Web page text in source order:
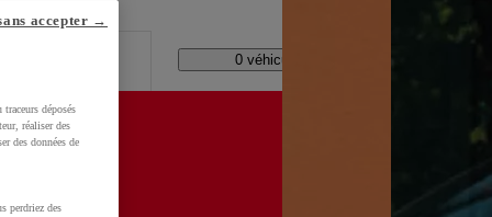
?
0 véhicules disponibles
déposés
réaliser des
des données de
perdriez des
accepter →